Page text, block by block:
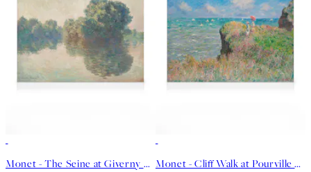
Monet - The Seine at Giverny Stampa su Tela Monet - Cliff Walk at Pourville Stampa su Tela